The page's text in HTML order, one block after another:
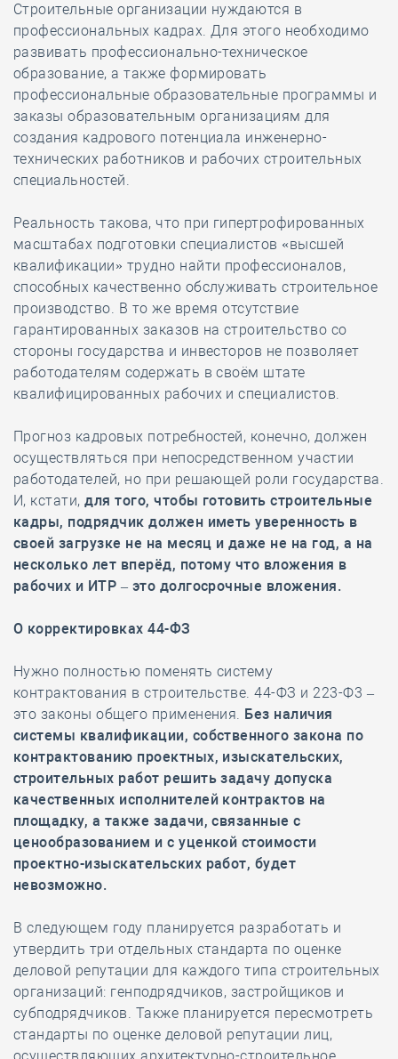
Строительные организации нуждаются в
профессиональных кадрах. Для этого необходимо
развивать профессионально-техническое
образование, а также формировать
профессиональные образовательные программы и
заказы образовательным организациям для
создания кадрового потенциала инженерно-
технических работников и рабочих строительных
специальностей.
Реальность такова, что при гипертрофированных
масштабах подготовки специалистов «высшей
квалификации» трудно найти профессионалов,
способных качественно обслуживать строительное
производство. В то же время отсутствие
гарантированных заказов на строительство со
стороны государства и инвесторов не позволяет
работодателям содержать в своём штате
квалифицированных рабочих и специалистов.
Прогноз кадровых потребностей, конечно, должен
осуществляться при непосредственном участии
работодателей, но при решающей роли государства.
И, кстати,для того, чтобы готовить строительные
кадры, подрядчик должен иметь уверенность в
своей загрузке не на месяц и даже не на год, а на
несколько лет вперёд, потому что вложения в
рабочих и ИТР – это долгосрочные вложения.
О корректировках 44-ФЗ
Нужно полностью поменять систему
контрактования в строительстве. 44-ФЗ и 223-Ф3 –
это законы общего применения. Без наличия
системы квалификации, собственного закона по
контрактованию проектных, изыскательских,
строительных работ решить задачу допуска
качественных исполнителей контрактов на
площадку, а также задачи, связанные с
ценообразованием и с уценкой стоимости
проектно-изыскательских работ, будет
невозможно.
В следующем году планируется разработать и
утвердить три отдельных стандарта по оценке
деловой репутации для каждого типа строительных
организаций: генподрядчиков, застройщиков и
субподрядчиков. Также планируется пересмотреть
стандарты по оценке деловой репутации лиц,